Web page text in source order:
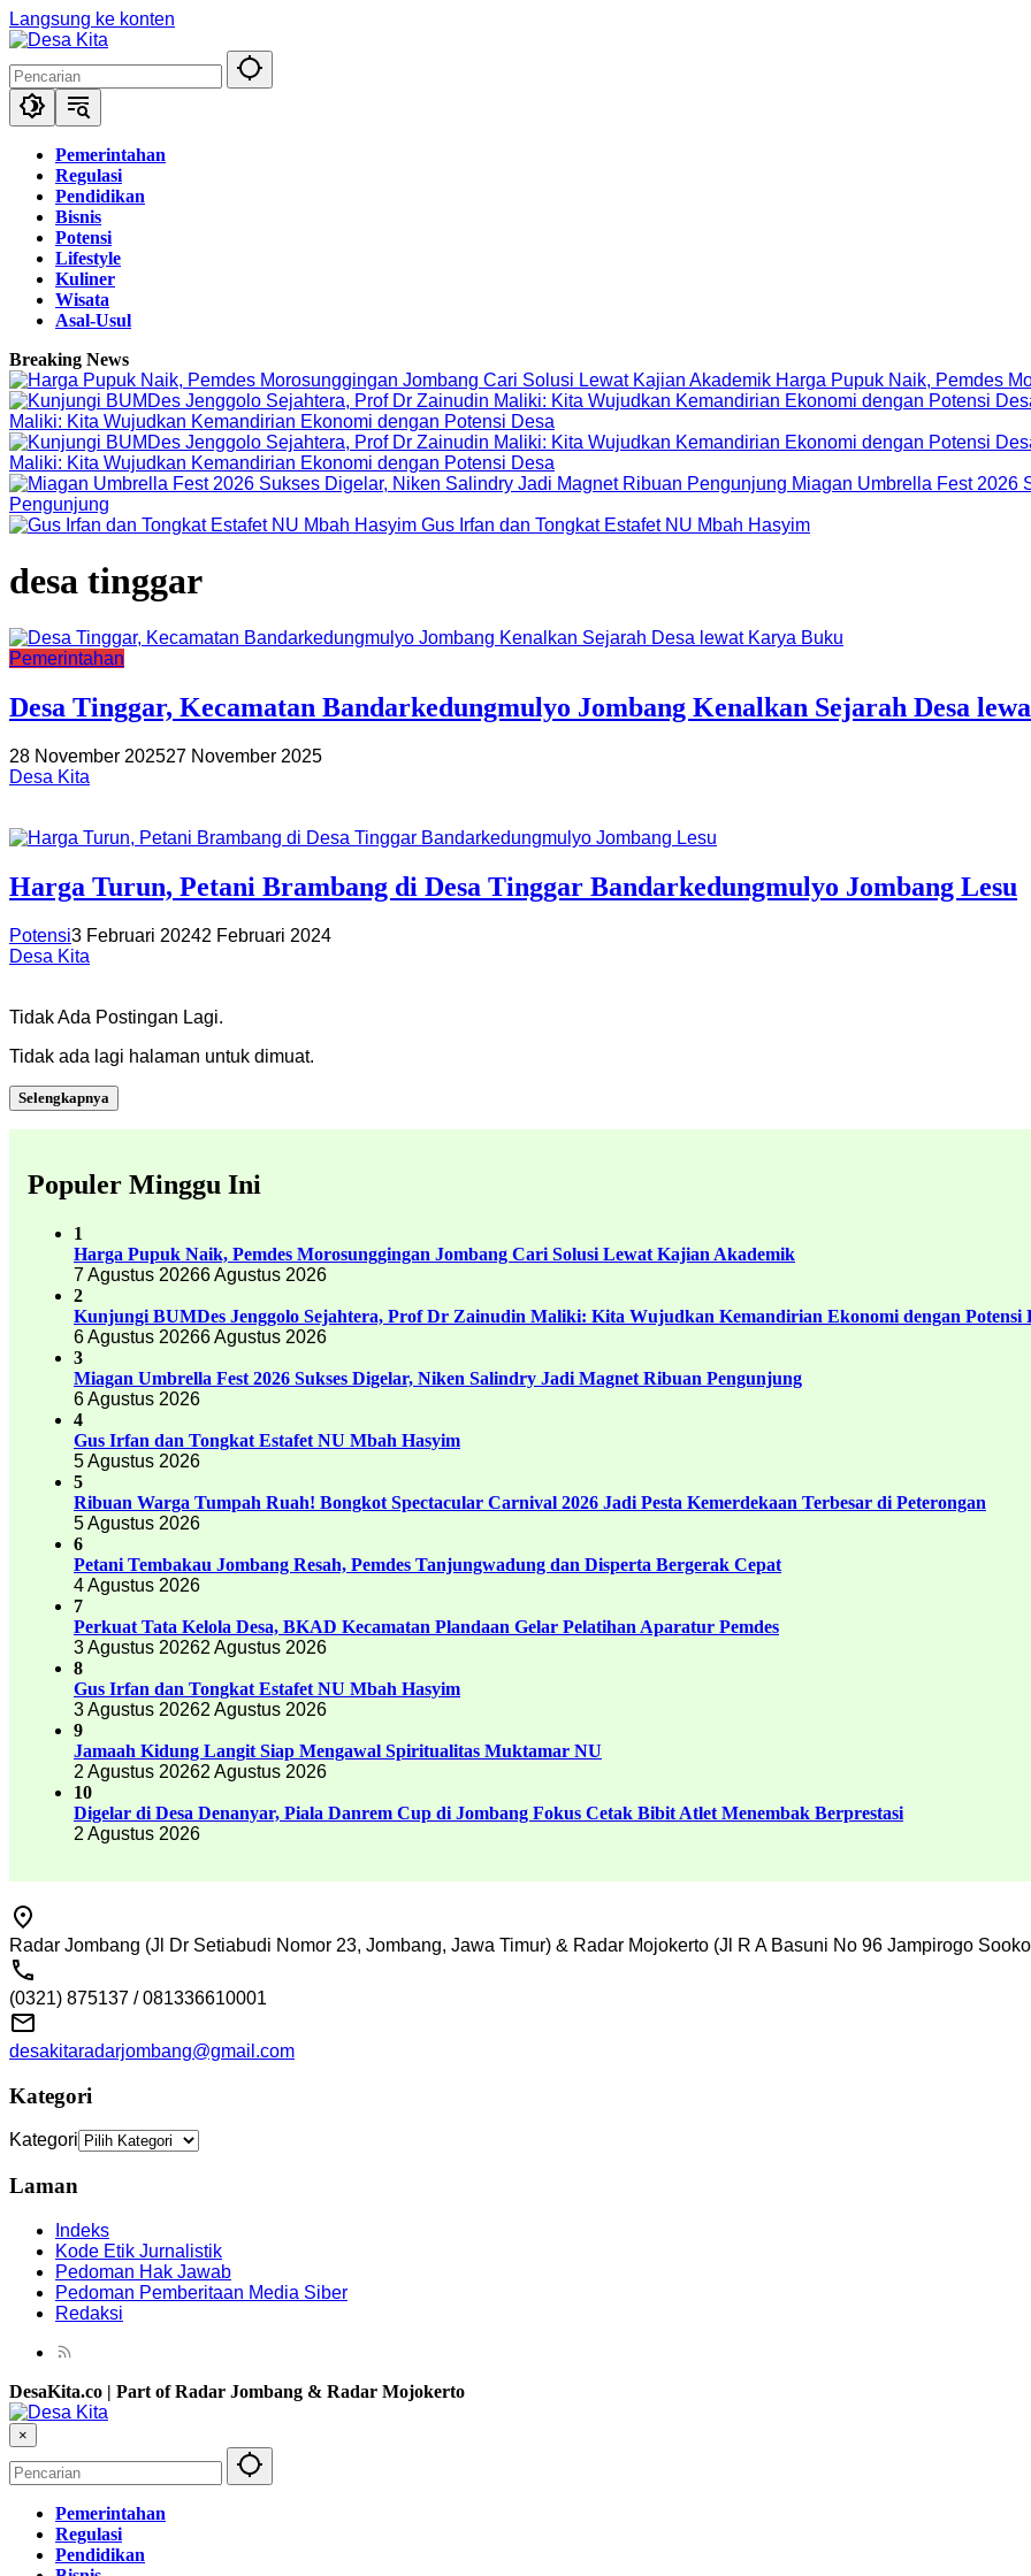
Langsung ke konten
Pemerintahan
Regulasi
Pendidikan
Bisnis
Potensi
Lifestyle
Kuliner
Wisata
Asal-Usul
Breaking News
Harga Pupuk Naik, Pemdes
Maliki: Kita Wujudkan Kemandirian Ekonomi dengan Potensi Desa
Maliki: Kita Wujudkan Kemandirian Ekonomi dengan Potensi Desa
Miagan Umbrella Fest 2026
Pengunjung
Gus Irfan dan Tongkat Estafet NU Mbah Hasyim
desa tinggar
Pemerintahan
Desa Tinggar, Kecamatan Bandarkedungmulyo Jombang Kenalkan Sejarah Desa
28 November 202527 November 2025
Desa Kita
Harga Turun, Petani Brambang di Desa Tinggar Bandarkedungmulyo Jombang Lesu
Potensi3 Februari 20242 Februari 2024
Desa Kita
Tidak Ada Postingan Lagi.
Tidak ada lagi halaman untuk dimuat.
Selengkapnya
Populer Minggu Ini
1
Harga Pupuk Naik, Pemdes Morosunggingan Jombang Cari Solusi Lewat Kajian Akademik
7 Agustus 20266 Agustus 2026
2
Kunjungi BUMDes Jenggolo Sejahtera, Prof Dr Zainudin Maliki: Kita Wujudkan Kemandirian Ekonomi dengan Potensi
6 Agustus 20266 Agustus 2026
3
Miagan Umbrella Fest 2026 Sukses Digelar, Niken Salindry Jadi Magnet Ribuan Pengunjung
6 Agustus 2026
4
Gus Irfan dan Tongkat Estafet NU Mbah Hasyim
5 Agustus 2026
5
Ribuan Warga Tumpah Ruah! Bongkot Spectacular Carnival 2026 Jadi Pesta Kemerdekaan Terbesar di Peterongan
5 Agustus 2026
6
Petani Tembakau Jombang Resah, Pemdes Tanjungwadung dan Disperta Bergerak Cepat
4 Agustus 2026
7
Perkuat Tata Kelola Desa, BKAD Kecamatan Plandaan Gelar Pelatihan Aparatur Pemdes
3 Agustus 20262 Agustus 2026
8
Gus Irfan dan Tongkat Estafet NU Mbah Hasyim
3 Agustus 20262 Agustus 2026
9
Jamaah Kidung Langit Siap Mengawal Spiritualitas Muktamar NU
2 Agustus 20262 Agustus 2026
10
Digelar di Desa Denanyar, Piala Danrem Cup di Jombang Fokus Cetak Bibit Atlet Menembak Berprestasi
2 Agustus 2026
Radar Jombang (Jl Dr Setiabudi Nomor 23, Jombang, Jawa Timur) & Radar Mojokerto (Jl R A Basuni No 96 Jampirogo
(0321) 875137 / 081336610001
desakitaradarjombang@gmail.com
Kategori
Kategori
Laman
Indeks
Kode Etik Jurnalistik
Pedoman Hak Jawab
Pedoman Pemberitaan Media Siber
Redaksi
DesaKita.co | Part of Radar Jombang & Radar Mojokerto
×
Pemerintahan
Regulasi
Pendidikan